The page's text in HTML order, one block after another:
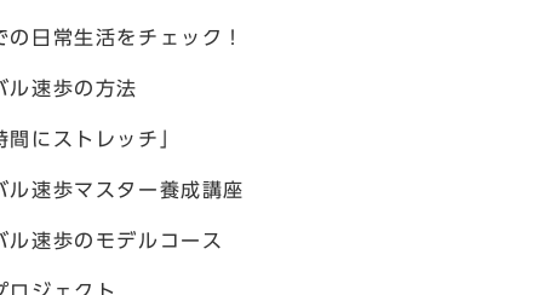
日常生活をチェック！
速歩の方法
にストレッチ」
速歩マスター養成講座
速歩のモデルコース